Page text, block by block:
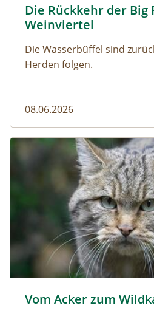
Naturmagazin: Die
Die Rückkehr der Big
Weinviertel
Die Wasserbüffel sind
Herden folgen.
08.06.2026
Vom Acker zum
Vom Acker zum Wildkatzen-